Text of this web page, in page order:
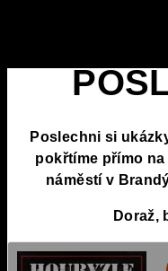
Poslechni si
pokřtíme přímo
náměstí v
Doraž,